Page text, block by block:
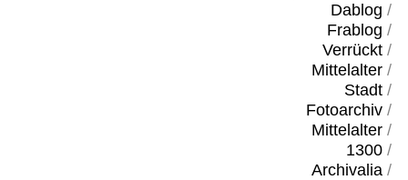
Dablog /
Frablog /
Verrückt/
Mittelalter/
Stadt/
Fotoarchiv/
Mittelalter/
1300/
Archivalia/